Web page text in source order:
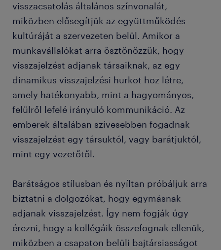
visszacsatolás általános színvonalát,
miközben elősegítjük az együttműködés
kultúráját a szervezeten belül. Amikor a
munkavállalókat arra ösztönözzük, hogy
visszajelzést adjanak társaiknak, az egy
dinamikus visszajelzési hurkot hoz létre,
amely hatékonyabb, mint a hagyományos,
felülről lefelé irányuló kommunikáció. Az
emberek általában szívesebben fogadnak
visszajelzést egy társuktól, vagy barátjuktól,
mint egy vezetőtől.
Barátságos stílusban és nyíltan próbáljuk arra
bíztatni a dolgozókat, hogy egymásnak
adjanak visszajelzést. Így nem fogják úgy
érezni, hogy a kollégáik összefognak ellenük,
miközben a csapaton belüli bajtársiasságot